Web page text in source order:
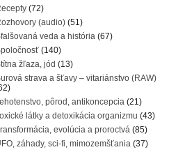
(72)
(audio) (51)
veda a história (67)
(140)
žľaza, jód (13)
strava a šťavy – vitariánstvo (RAW)
pôrod, antikoncepcia (21)
látky a detoxikácia organizmu (43)
evolúcia a proroctvá (85)
záhady, sci-fi, mimozemšťania (37)